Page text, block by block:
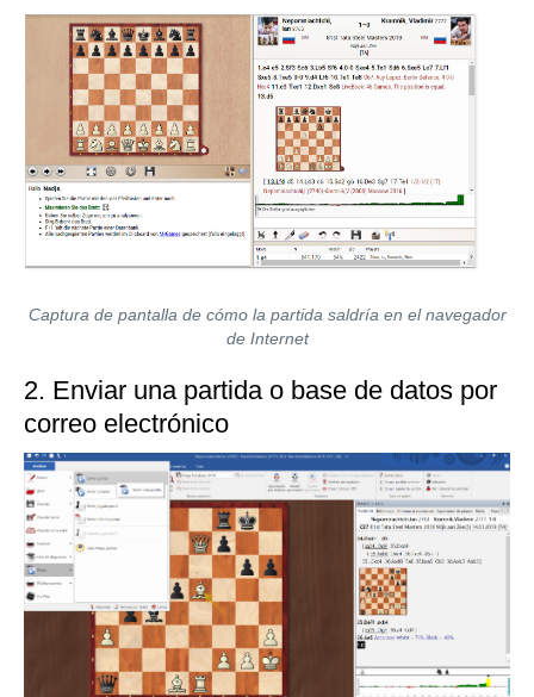
Captura de pantalla de cómo la partida saldría en el navegador
de Internet
2. Enviar una partida o base de datos por
correo electrónico